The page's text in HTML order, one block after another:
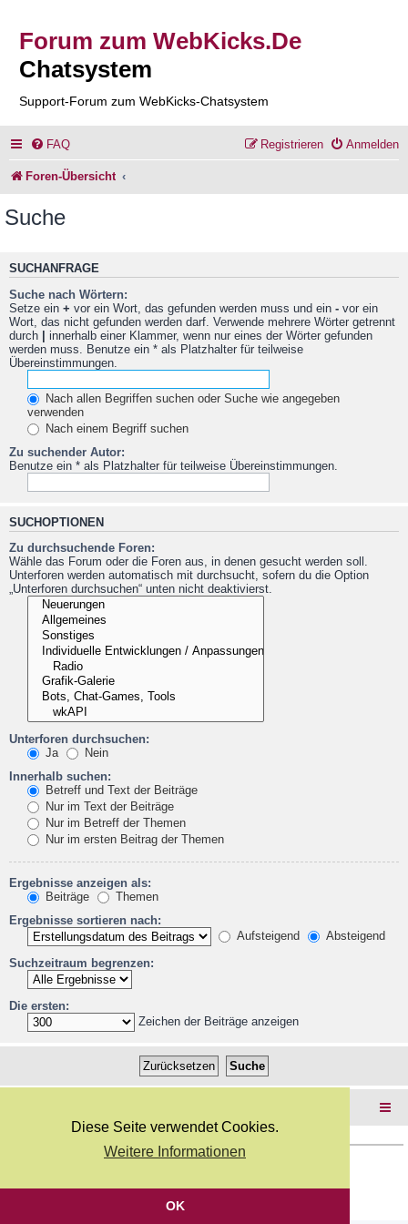
Diese Seite verwendet Cookies.
Weitere Informationen
OK
Forum zum WebKicks.De
Chatsystem
Support-Forum zum WebKicks-Chatsystem
FAQ Anmelden
Registrieren
Foren-Übersicht
Suche
SUCHANFRAGE
Suche nach Wörtern:
Setze ein + vor ein Wort, das gefunden werden muss und ein - vor ein
Wort, das nicht gefunden werden darf. Verwende mehrere Wörter getrennt
durch | innerhalb einer Klammer, wenn nur eines der Wörter gefunden
werden muss. Benutze ein * als Platzhalter für teilweise
Übereinstimmungen.
Nach allen Begriffen suchen oder Suche wie angegeben
verwenden
Nach einem Begriff suchen
Zu suchender Autor:
Benutze ein * als Platzhalter für teilweise Übereinstimmungen.
SUCHOPTIONEN
Zu durchsuchende Foren:
Wähle das Forum oder die Foren aus, in denen gesucht werden soll.
Unterforen werden automatisch mit durchsucht, sofern du die Option
„Unterforen durchsuchen“ unten nicht deaktivierst.
Unterforen durchsuchen:
Ja
Nein
Innerhalb suchen:
Betreff und Text der Beiträge
Nur im Text der Beiträge
Nur im Betreff der Themen
Nur im ersten Beitrag der Themen
Ergebnisse anzeigen als:
Beiträge
Themen
Ergebnisse sortieren nach:
Aufsteigend
Absteigend
Suchzeitraum begrenzen:
Die ersten:
Zeichen der Beiträge anzeigen
Deutsche Übersetzung durchphpBB.de